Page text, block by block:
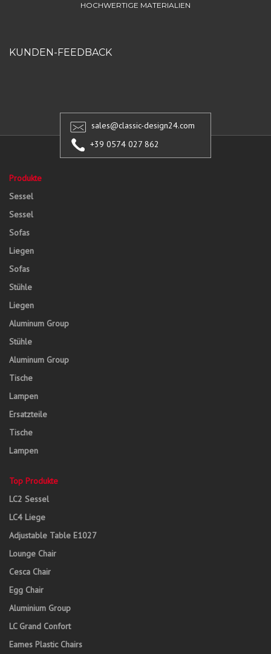
HOCHWERTIGE MATERIALIEN
KUNDEN-FEEDBACK
sales@classic-design24.com
+39 0574 027 862
Produkte
Sessel
Sessel
Sofas
Liegen
Sofas
Stühle
Liegen
Aluminum Group
Stühle
Aluminum Group
Tische
Lampen
Ersatzteile
Tische
Lampen
Top Produkte
LC2 Sessel
LC4 Liege
Adjustable Table E1027
Lounge Chair
Cesca Chair
Egg Chair
Aluminium Group
LC Grand Confort
Eames Plastic Chairs